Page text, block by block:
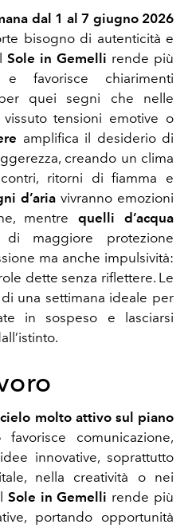
dal 1 al 7 giugno 2026
bisogno di autenticità e
Sole in Gemelli rende più
favorisce chiarimenti
quei segni che nelle
tensioni emotive o
amplifica il desiderio di
creando un clima
ritorni di fiamma e
d’aria vivranno emozioni
mentrequelli d’acqua
maggiore protezione
ma anche impulsività:
dette senza riflettere. Le
una settimana ideale per
in sospeso e lasciarsi
cielo molto attivo sul piano
favorisce comunicazione,
innovative, soprattutto
nella creatività o nei
Sole in Gemelli rende più
portando opportunità